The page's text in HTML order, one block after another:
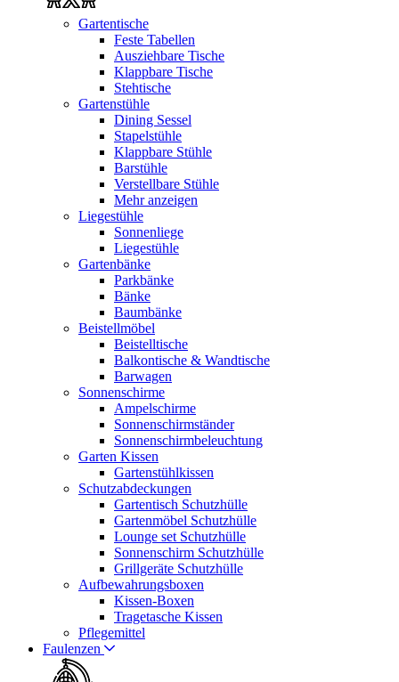
Gartentische
Feste Tabellen
Ausziehbare Tische
Klappbare Tische
Stehtische
Gartenstühle
Dining Sessel
Stapelstühle
Klappbare Stühle
Barstühle
Verstellbare Stühle
Mehr anzeigen
Liegestühle
Sonnenliege
Liegestühle
Gartenbänke
Parkbänke
Bänke
Baumbänke
Beistellmöbel
Beistelltische
Balkontische & Wandtische
Barwagen
Sonnenschirme
Ampelschirme
Sonnenschirmständer
Sonnenschirmbeleuchtung
Garten Kissen
Gartenstühlkissen
Schutzabdeckungen
Gartentisch Schutzhülle
Gartenmöbel Schutzhülle
Lounge set Schutzhülle
Sonnenschirm Schutzhülle
Grillgeräte Schutzhülle
Aufbewahrungsboxen
Kissen-Boxen
Tragetasche Kissen
Pflegemittel
Faulenzen